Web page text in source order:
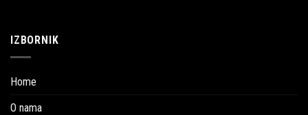
IZBORNIK
Home
O nama